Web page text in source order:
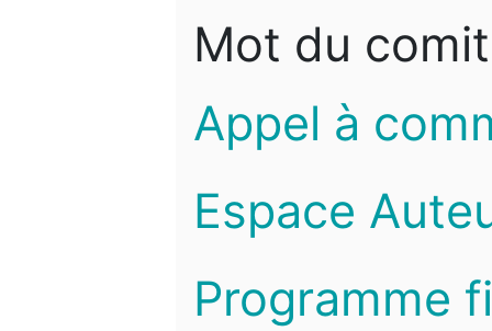
Mot du
Appel à
Espace
Programme